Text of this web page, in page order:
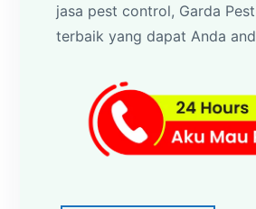
jasa pest control, Garda
terbaik yang dapat Anda